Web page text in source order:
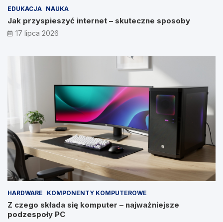
EDUKACJA NAUKA
Jak przyspieszyć internet – skuteczne sposoby
17 lipca 2026
HARDWARE KOMPONENTY KOMPUTEROWE
Z czego składa się komputer – najważniejsze
podzespoły PC